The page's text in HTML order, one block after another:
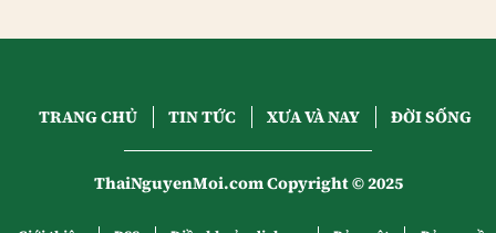
TRANG CHỦ TIN TỨC XƯA VÀ NAY ĐỜI SỐNG
ThaiNguyenMoi.com Copyright © 2025